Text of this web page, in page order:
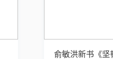
俞敏洪新书《坚